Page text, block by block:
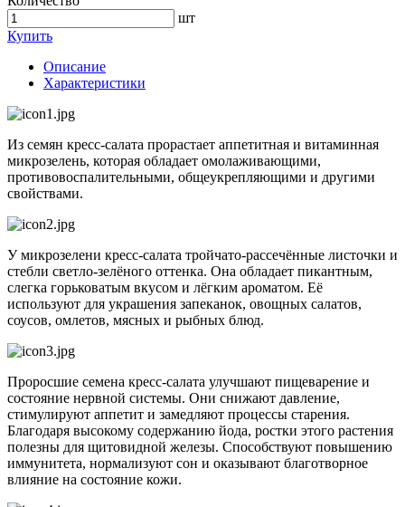
шт
Купить
Описание
Характеристики
Из семян кресс-салата прорастает аппетитная и витаминная
микрозелень, которая обладает омолаживающими,
противовоспалительными, общеукрепляющими и другими
свойствами.
У микрозелени кресс-салата тройчато-рассечённые листочки и
стебли светло-зелёного оттенка. Она обладает пикантным,
слегка горьковатым вкусом и лёгким ароматом. Её
используют для украшения запеканок, овощных салатов,
соусов, омлетов, мясных и рыбных блюд.
Проросшие семена кресс-салата улучшают пищеварение и
состояние нервной системы. Они снижают давление,
стимулируют аппетит и замедляют процессы старения.
Благодаря высокому содержанию йода, ростки этого растения
полезны для щитовидной железы. Способствуют повышению
иммунитета, нормализуют сон и оказывают благотворное
влияние на состояние кожи.